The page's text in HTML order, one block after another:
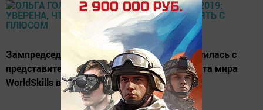
Зампредседателя Правительства РФ встретилась с
представителями сборной России чемпионата мира
WorldSkills в Абу-Даби.